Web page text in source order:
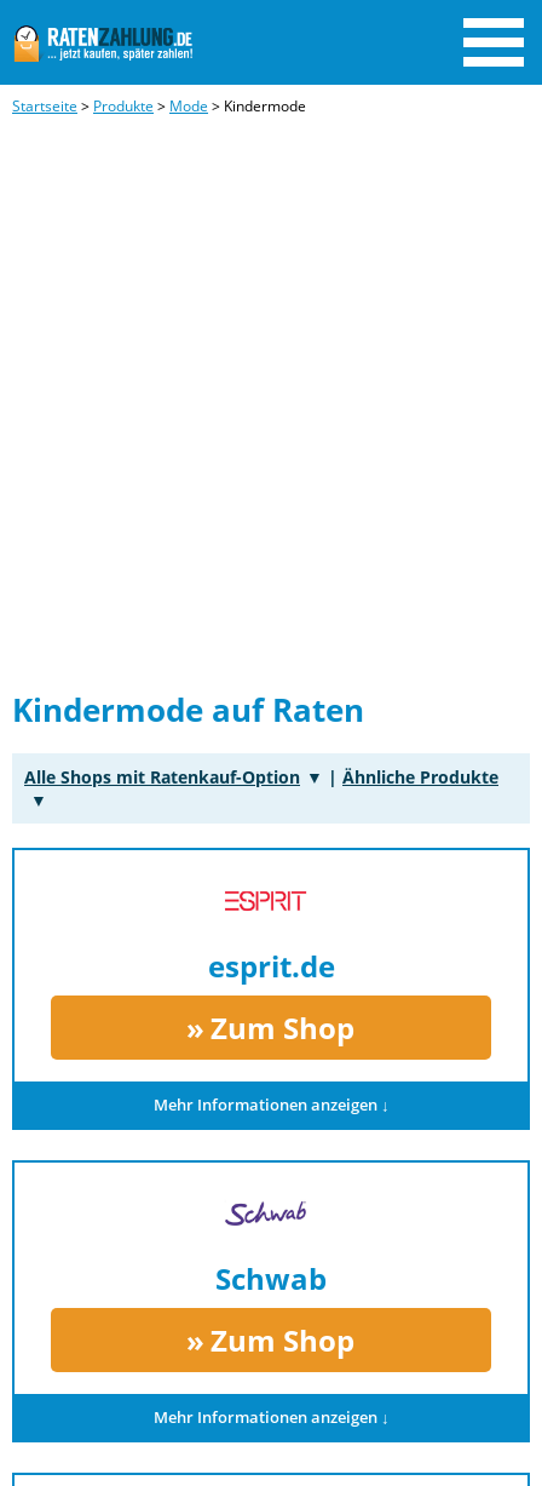
Startseite > Produkte > Mode > Kindermode
Kindermode auf Raten
Alle Shops mit Ratenkauf-Option | Ähnliche Produkte
esprit.de
Zum Shop
Mehr Informationen anzeigen ↓
Schwab
Zum Shop
Mehr Informationen anzeigen ↓